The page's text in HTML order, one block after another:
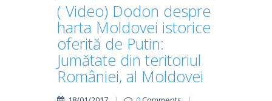
( Video) Dodon despre
harta Moldovei istorice
oferită de Putin:
Jumătate din teritoriul
României, al Moldovei